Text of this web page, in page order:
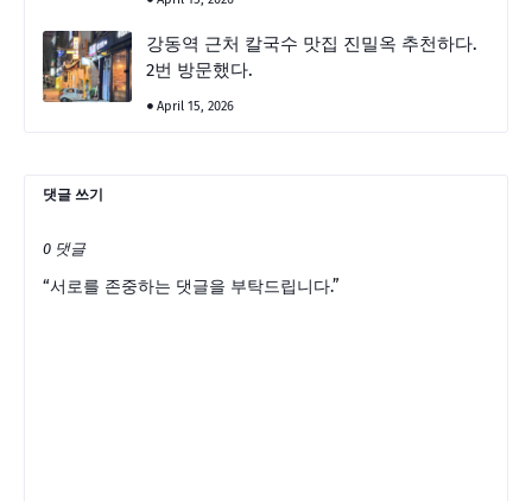
강동역 근처 칼국수 맛집 진밀옥 추천하다.
2번 방문했다.
April 15, 2026
댓글 쓰기
0 댓글
“서로를 존중하는 댓글을 부탁드립니다.”